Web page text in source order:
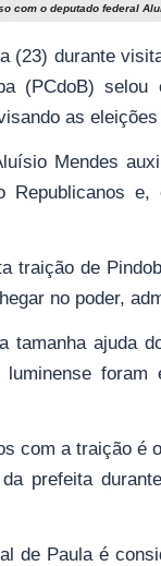
com o deputado federal
(23) durante
(PCdoB)
as
Mendes
Republicanos
traição de
no poder,
tamanha ajuda
luminense
com a traição é
prefeita
de Paula é